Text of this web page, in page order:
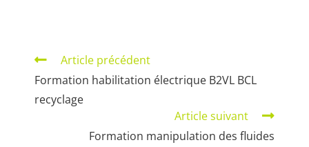
Article précédent
Formation habilitation électrique B2VL BCL
recyclage
Article suivant
Formation manipulation des fluides